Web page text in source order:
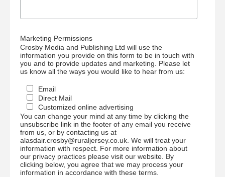
Marketing Permissions
Crosby Media and Publishing Ltd will use the
information you provide on this form to be in touch with
you and to provide updates and marketing. Please let
us know all the ways you would like to hear from us:
Email
Direct Mail
Customized online advertising
You can change your mind at any time by clicking the
unsubscribe link in the footer of any email you receive
from us, or by contacting us at
alasdair.crosby@ruraljersey.co.uk. We will treat your
information with respect. For more information about
our privacy practices please visit our website. By
clicking below, you agree that we may process your
information in accordance with these terms.